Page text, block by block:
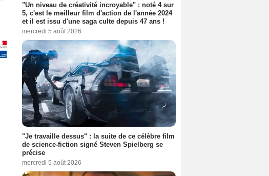
"Un niveau de créativité incroyable" : noté 4 sur
5, c'est le meilleur film d'action de l'année 2024
et il est issu d'une saga culte depuis 47 ans !
mercredi 5 août 2026
"Je travaille dessus" : la suite de ce célèbre film
de science-fiction signé Steven Spielberg se
précise
mercredi 5 août 2026